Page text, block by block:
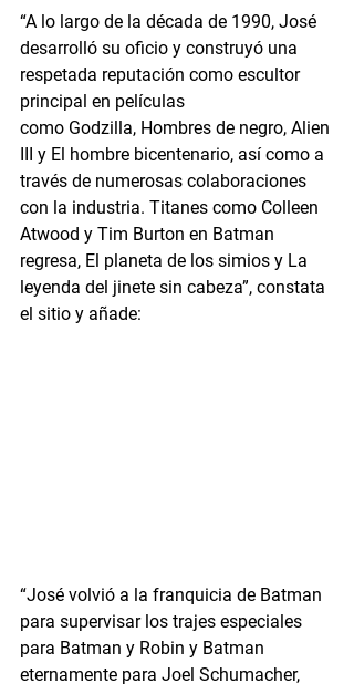
“A lo largo de la década de 1990, José
desarrolló su oficio y construyó una
respetada reputación como escultor
principal en películas
como Godzilla, Hombres de negro, Alien
III y El hombre bicentenario, así como a
través de numerosas colaboraciones
con la industria. Titanes como Colleen
Atwood y Tim Burton en Batman
regresa, El planeta de los simios y La
leyenda del jinete sin cabeza”, constata
el sitio y añade:
“José volvió a la franquicia de Batman
para supervisar los trajes especiales
para Batman y Robin y Batman
eternamente para Joel Schumacher,